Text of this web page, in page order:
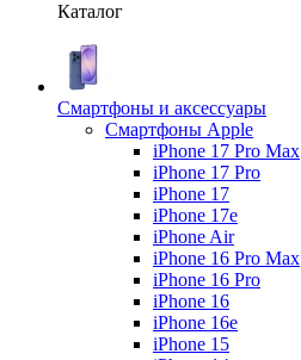
Каталог
Смартфоны и аксессуары
Смартфоны Apple
iPhone 17 Pro Max
iPhone 17 Pro
iPhone 17
iPhone 17e
iPhone Air
iPhone 16 Pro Max
iPhone 16 Pro
iPhone 16
iPhone 16e
iPhone 15